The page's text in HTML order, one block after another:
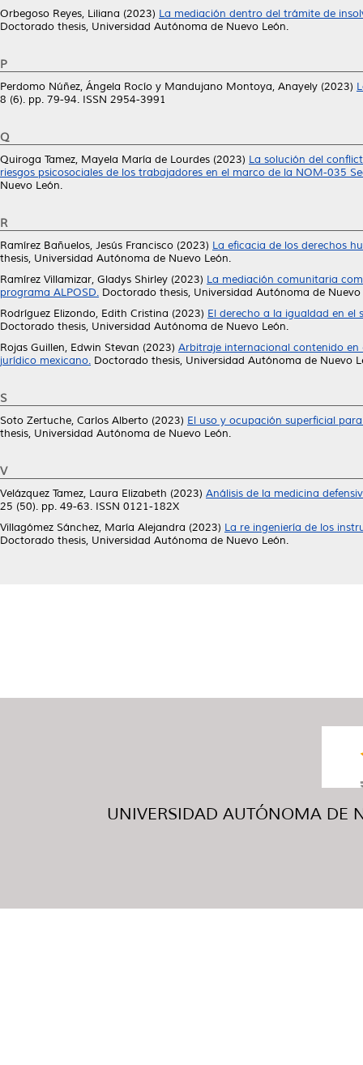
Orbegoso Reyes, Liliana (2023) La mediación dentro del trámite de
Doctorado thesis, Universidad Autónoma de Nuevo León.
P
Perdomo Núñez, Ángela Rocío y Mandujano Montoya, Anayely (2023)
8 (6). pp. 79-94. ISSN 2954-3991
Q
Quiroga Tamez, Mayela María de Lourdes (2023) La solución del
riesgos psicosociales de los trabajadores en el marco de la NOM-035
Nuevo León.
R
Ramírez Bañuelos, Jesús Francisco (2023) La eficacia de los derechos
thesis, Universidad Autónoma de Nuevo León.
Ramírez Villamizar, Gladys Shirley (2023) La mediación comunitaria
programa ALPOSD. Doctorado thesis, Universidad Autónoma de Nuevo
Rodríguez Elizondo, Edith Cristina (2023) El derecho a la igualdad en
Doctorado thesis, Universidad Autónoma de Nuevo León.
Rojas Guillen, Edwin Stevan (2023) Arbitraje internacional contenido en
jurídico mexicano. Doctorado thesis, Universidad Autónoma de Nuevo
S
Soto Zertuche, Carlos Alberto (2023) El uso y ocupación superficial
thesis, Universidad Autónoma de Nuevo León.
V
Velázquez Tamez, Laura Elizabeth (2023) Análisis de la medicina
25 (50). pp. 49-63. ISSN 0121-182X
Villagómez Sánchez, María Alejandra (2023) La re ingeniería de los
Doctorado thesis, Universidad Autónoma de Nuevo León.
UNIVERSIDAD AUTÓNOMA DE